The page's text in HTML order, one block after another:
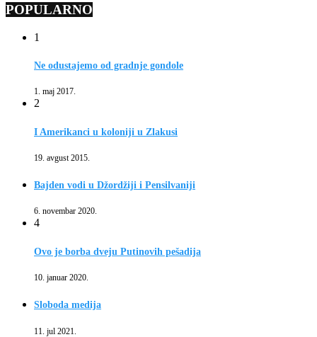
POPULARNO
1
Ne odustajemo od gradnje gondole
1. maj 2017.
2
I Amerikanci u koloniji u Zlakusi
19. avgust 2015.
Bajden vodi u Džordžiji i Pensilvaniji
6. novembar 2020.
4
Ovo je borba dveju Putinovih pešadija
10. januar 2020.
Sloboda medija
11. jul 2021.